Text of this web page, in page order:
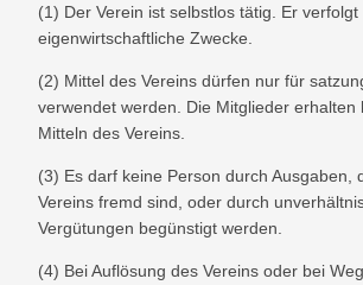
(1) Der Verein ist selbstlos tätig. Er
eigenwirtschaftliche Zwecke.
(2) Mittel des Vereins dürfen nur für
verwendet werden. Die Mitglieder
Mitteln des Vereins.
(3) Es darf keine Person durch Ausgaben,
Vereins fremd sind, oder durch
Vergütungen begünstigt werden.
(4) Bei Auflösung des Vereins oder bei